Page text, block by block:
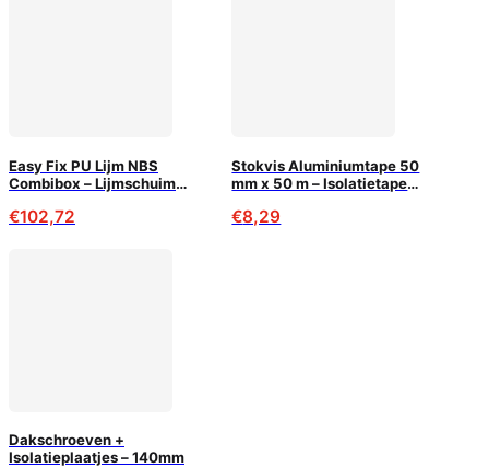
Easy Fix PU Lijm NBS
Combibox – Lijmschuim
€102,72
Stokvis Aluminiumtape 50
mm x 50 m – Isolatietape
€8,29
Dakschroeven +
Isolatieplaatjes – 140mm